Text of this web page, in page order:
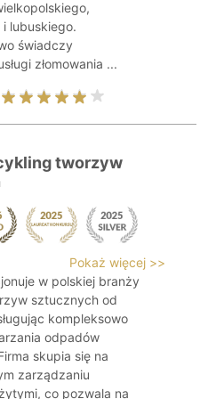
lubuskiego.
świadczy
złomowania ...
tworzyw
Pokaż więcej >>
w polskiej branży
sztucznych od
kompleksowo
odpadów
skupia się na
zarządzaniu
co pozwala na